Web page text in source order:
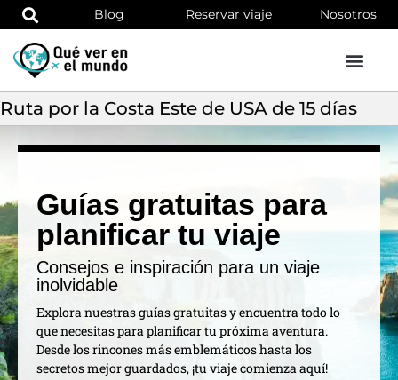
Blog Reservar viaje Nosotros
Ruta por la Costa Este de USA de 15 días
Guías gratuitas para
planificar tu viaje
Consejos e inspiración para un viaje
inolvidable
Explora nuestras guías gratuitas y encuentra todo lo
que necesitas para planificar tu próxima aventura.
Desde los rincones más emblemáticos hasta los
secretos mejor guardados, ¡tu viaje comienza aquí!